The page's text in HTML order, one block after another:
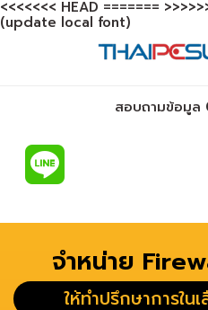
<<<<<<< HEAD =======
(update local font)
สอบถามข้อมูล
จำหน่าย
ให้ทำปรึกษาการใ